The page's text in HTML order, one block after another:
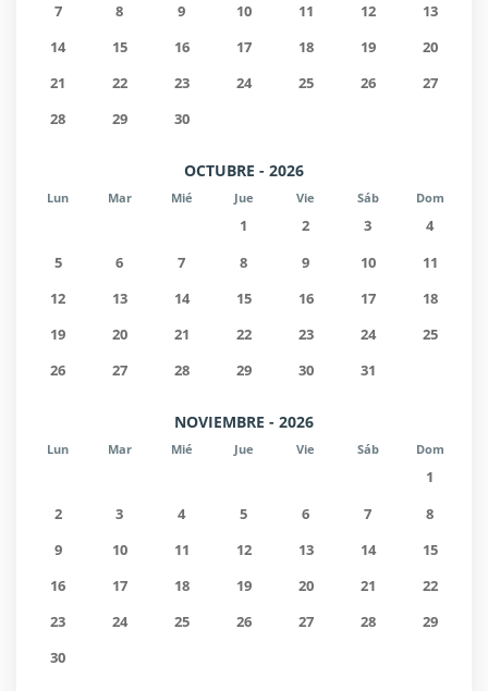
7
8 9 10 11 12
13
14
15 16 17 18 19
20
21
22 23 24 25 26
27
28
29 30
OCTUBRE - 2026
Lun Mar Mié Jue Vie Sáb Dom
1 2 3
4
5
6 7 8 9 10
11
12
13 14 15 16 17
18
19
20 21 22 23 24
25
26
27 28 29 30 31
NOVIEMBRE - 2026
Lun Mar Mié Jue Vie Sáb Dom
1
2
3 4 5 6 7
8
9
10 11 12 13 14
15
16
17 18 19 20 21
22
23
24 25 26 27 28
29
30